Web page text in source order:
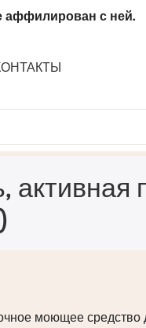
аффилирован с ней.
активная
моющее средство